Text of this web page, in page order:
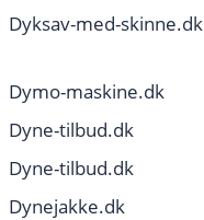
Dyksav-med-skinne.dk
Dymo-maskine.dk
Dyne-tilbud.dk
Dyne-tilbud.dk
Dynejakke.dk